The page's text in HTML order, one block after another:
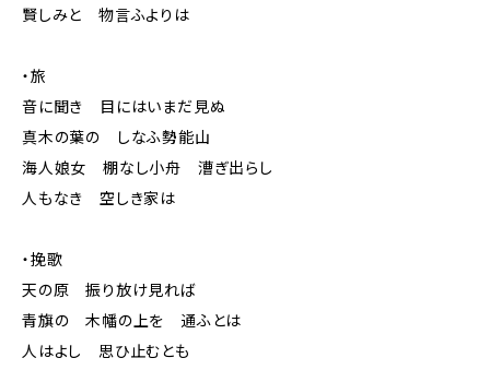
賢しみと 物言ふよりは
・旅
音に聞き 目にはいまだ見ぬ
真木の葉の しなふ勢能山
海人娘女 棚なし小舟 漕ぎ出らし
人もなき 空しき家は
・挽歌
天の原 振り放け見れば
青旗の 木幡の上を 通ふとは
人はよし 思ひ止むとも